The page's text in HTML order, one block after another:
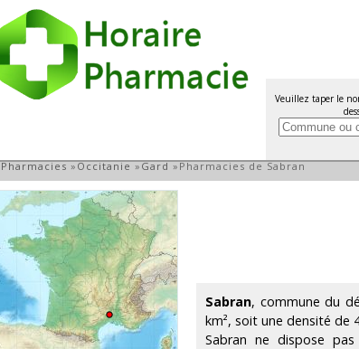
Veuillez taper le
Pharmacies»Occitanie»Gard»Pharmacies de Sabran
Sabran, commune du
km², soit une densité de
Sabran ne dispose